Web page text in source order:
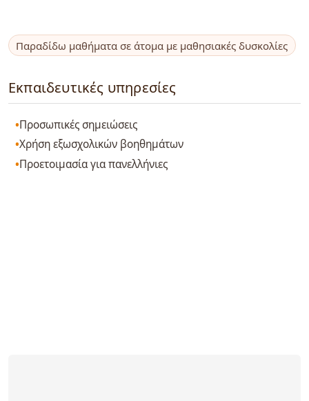
Παραδίδω μαθήματα σε άτομα με μαθησιακές δυσκολίες
Εκπαιδευτικές υπηρεσίες
Προσωπικές σημειώσεις
Χρήση εξωσχολικών βοηθημάτων
Προετοιμασία για πανελλήνιες